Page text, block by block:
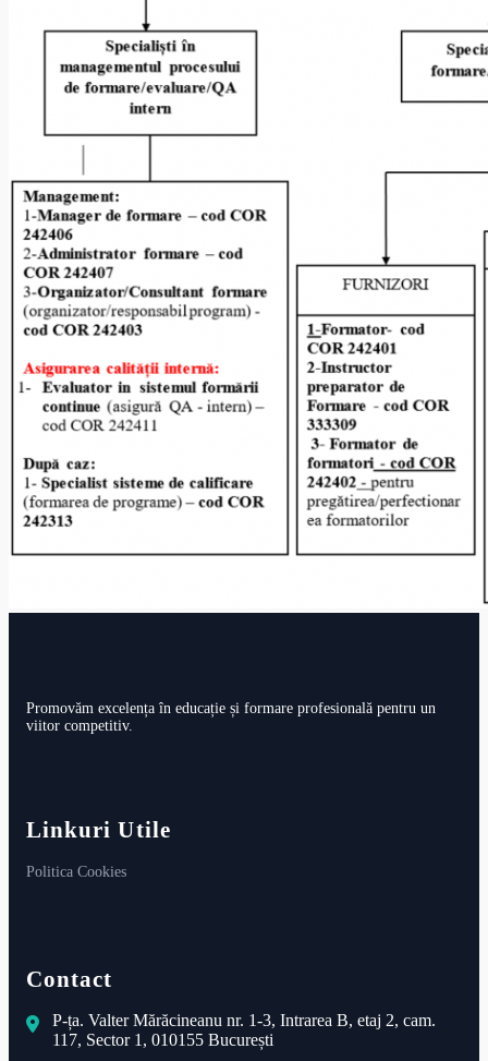
Promovăm excelența în educație și formare profesională pentru un
viitor competitiv.
Linkuri Utile
Politica Cookies
Contact
P-ța. Valter Mărăcineanu nr. 1-3, Intrarea B, etaj 2, cam.
117, Sector 1, 010155 București